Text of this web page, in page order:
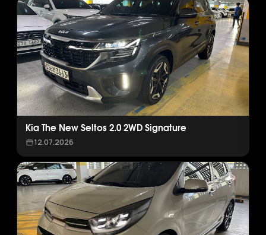
Kia The New Seltos 2.0 2WD Signature
12.07.2026